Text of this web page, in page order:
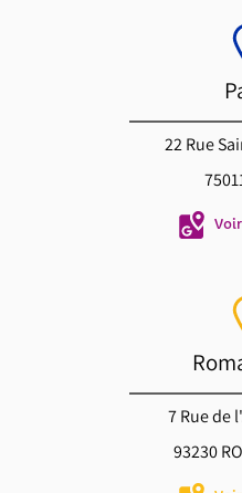
22 Rue
7 Rue de
93230